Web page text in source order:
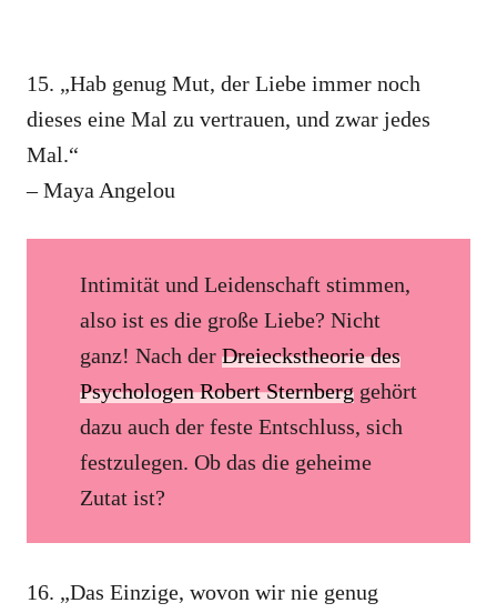
15. „Hab genug Mut, der Liebe immer noch
dieses eine Mal zu vertrauen, und zwar jedes
Mal.“
– Maya Angelou
Intimität und Leidenschaft stimmen,
also ist es die große Liebe? Nicht
ganz! Nach der Dreieckstheorie des
Psychologen Robert Sternberggehört
dazu auch der feste Entschluss, sich
festzulegen. Ob das die geheime
Zutat ist?
16. „Das Einzige, wovon wir nie genug